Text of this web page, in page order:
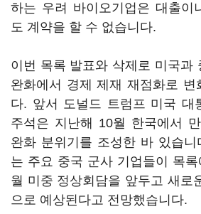
하는 우려 바이오기업은 대출이
도 계약을 할 수 없습니다.
이번 목록 발표와 삭제로 미국과
완화에서 경제 제재 재점화로 변
다. 앞서 도널드 트럼프 미국 대
주석은 지난해 10월 한국에서
완화 분위기를 조성한 바 있습니
는 주요 중국 군사 기업들이 목
월 미중 정상회담을 앞두고 새로
으로 예상된다고 전망했습니다.